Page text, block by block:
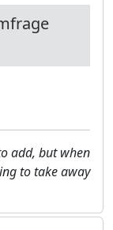
add, but when
to take away